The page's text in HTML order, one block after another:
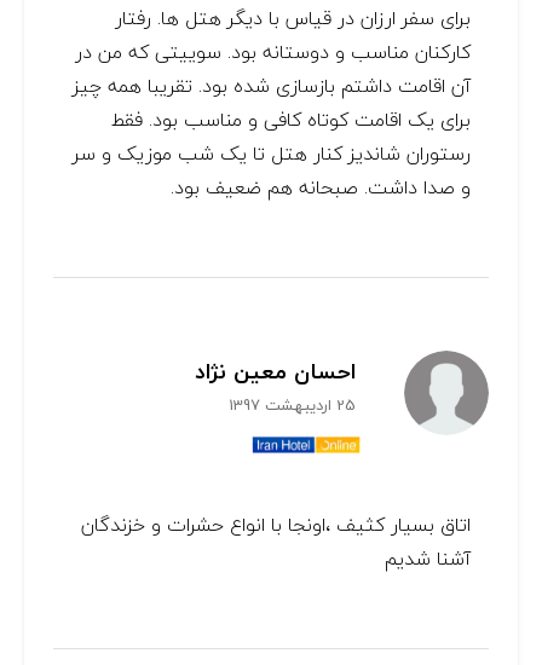
برای سفر ارزان در قیاس با دیگر هتل ها. رفتار
کارکنان مناسب و دوستانه بود. سوییتی که من در
آن اقامت داشتم بازسازی شده بود. تقریبا همه چیز
برای یک اقامت کوتاه کافی و مناسب بود. فقط
رستوران شاندیز کنار هتل تا یک شب موزیک و سر
و صدا داشت. صبحانه هم ضعیف بود.
احسان معین نژاد
25 اردیبهشت 1397
اتاق بسيار كثيف ،اونجا با انواع حشرات و خزندگان
آشنا شديم